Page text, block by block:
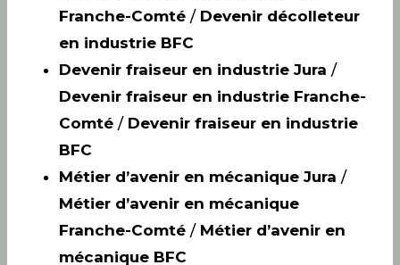
Franche-Comté / Devenir décolleteur
en industrie BFC
Devenir fraiseur en industrie Jura /
Devenir fraiseur en industrie Franche-
Comté / Devenir fraiseur en industrie
BFC
Métier d’avenir en mécanique Jura /
Métier d’avenir en mécanique
Franche-Comté / Métier d’avenir en
mécanique BFC